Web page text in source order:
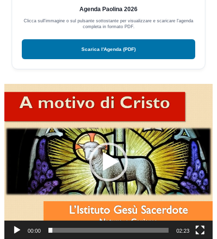
Agenda Paolina 2026
Clicca sull'immagine o sul pulsante sottostante per visualizzare e scaricare l'agenda
completa in formato PDF.
Scarica l'Agenda (PDF)
Player
00:00 02:23